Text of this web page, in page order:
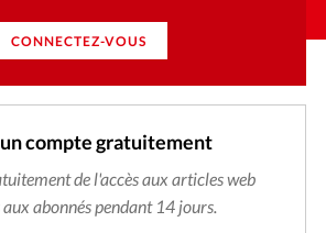
CONNECTEZ-VOUS
compte gratuitement
de l'accès aux articles web
aux abonnés pendant 14 jours.